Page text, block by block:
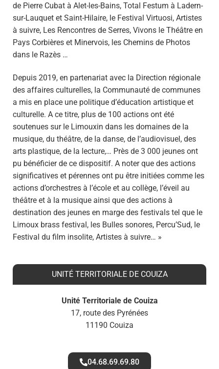
de Pierre Cubat à Alet-les-Bains, Total Festum à Ladern-
sur-Lauquet et Saint-Hilaire, le Festival Virtuosi, Artistes
à suivre, Les Rencontres de Serres, Vivons le Théâtre en
Pays Corbières et Minervois, les Chemins de Photos
dans le Razès …
Depuis 2019, en partenariat avec la Direction régionale
des affaires culturelles, la Communauté de communes
a mis en place une politique d’éducation artistique et
culturelle. A ce titre, plus de 100 actions ont été
soutenues sur le Limouxin dans les domaines de la
musique, du théâtre, de la danse, de l’audiovisuel, des
arts plastique, de la lecture,… Près de 3 000 jeunes ont
pu bénéficier de ce dispositif. A noter que des actions
significatives et pérennes ont pu être initiées comme les
actions d’orchestres à l’école et au collège, l’éveil au
théâtre et à la musique ainsi que des actions à
destination des jeunes en marge des festivals tel que le
Limoux brass festival, les Bulles sonores, Percu’Sud, le
Festival du film insolite, Artistes à suivre… »
UNITÉ TERRITORIALE DE COUIZA
Unité Territoriale de Couiza
17, route des Pyrénées
11190 Couiza
04.68.69.69.80